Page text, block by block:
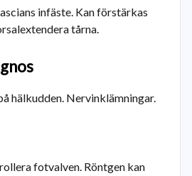
infäste. Kan förstärkas
tårna.
hälkudden. Nervinklämningar.
fotvalven. Röntgen kan